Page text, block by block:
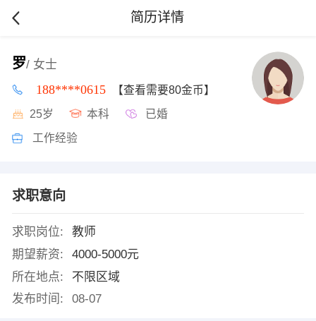
简历详情
罗/ 女士
188****0615 【查看需要80金币】
25岁 本科 已婚
工作经验
求职意向
求职岗位:
教师
期望薪资:
4000-5000元
所在地点:
不限区域
发布时间:
08-07